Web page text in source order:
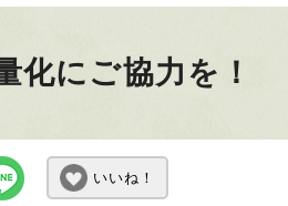
化にご協力を！
いいね！